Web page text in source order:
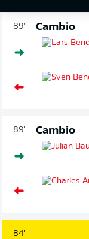
89' Cambio
89' Cambio
84'